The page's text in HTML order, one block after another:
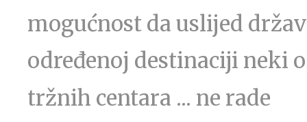
mogućnost da uslijed
određenoj destinaciji neki
tržnih centara ... ne rade